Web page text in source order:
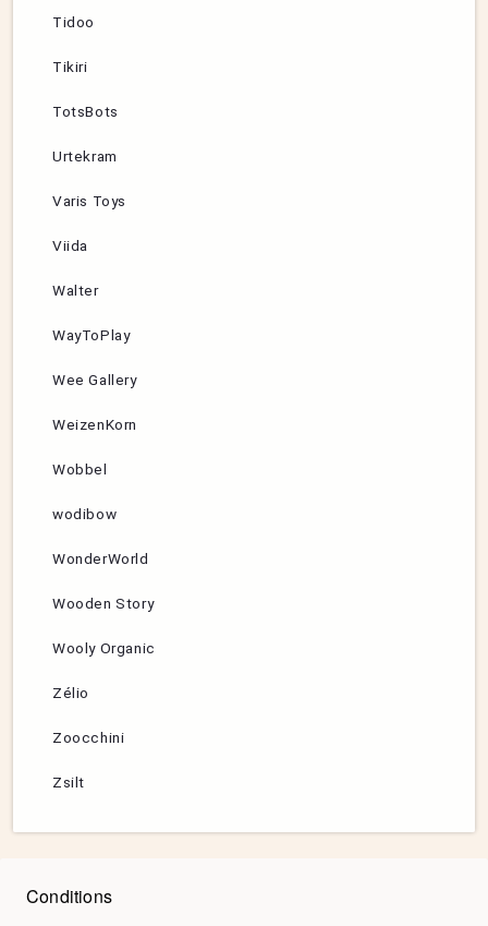
Tidoo
Tikiri
TotsBots
Urtekram
Varis Toys
Viida
Walter
WayToPlay
Wee Gallery
WeizenKorn
Wobbel
wodibow
WonderWorld
Wooden Story
Wooly Organic
Zélio
Zoocchini
Zsilt
Conditions